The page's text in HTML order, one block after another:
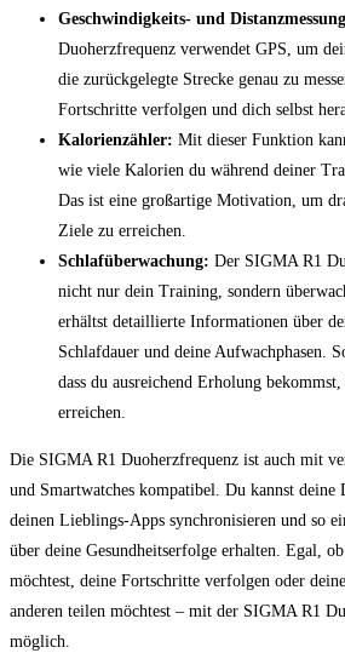
Geschwindigkeits- und
Duoherzfrequenz verwendet GPS, um
die zurückgelegte Strecke genau zu
Fortschritte verfolgen und dich selbst
Kalorienzähler: Mit dieser Funktion
wie viele Kalorien du während deiner
Das ist eine großartige Motivation, um
Ziele zu erreichen.
Schlafüberwachung: Der SIGMA R1
nicht nur dein Training, sondern
erhältst detaillierte Informationen über
Schlafdauer und deine Aufwachphasen.
dass du ausreichend Erholung
erreichen.
Die SIGMA R1 Duoherzfrequenz ist auch mit
und Smartwatches kompatibel. Du kannst deine
deinen Lieblings-Apps synchronisieren und so
über deine Gesundheitserfolge erhalten. Egal,
möchtest, deine Fortschritte verfolgen oder
anderen teilen möchtest – mit der SIGMA R1
möglich.